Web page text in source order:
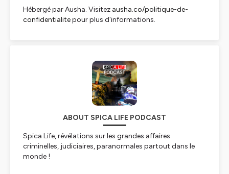
Hébergé par Ausha. Visitez ausha.co/politique-de-
confidentialitepour plus d'informations.
ABOUT SPICA LIFE PODCAST
Spica Life, révélations sur les grandes affaires
criminelles, judiciaires, paranormales partout dans le
monde !